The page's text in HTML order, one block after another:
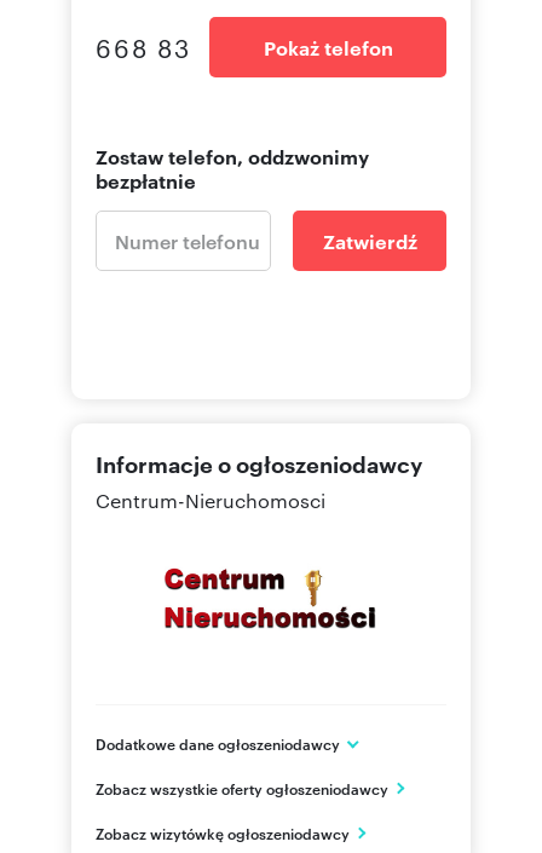
668 83 Pokaż telefon
Zostaw telefon, oddzwonimy
bezpłatnie
Zatwierdź
Informacje o ogłoszeniodawcy
Centrum-Nieruchomosci
Dodatkowe dane ogłoszeniodawcy
Zduńska Wola
PL
Zobacz wszystkie oferty ogłoszeniodawcy
Zobacz wizytówkę ogłoszeniodawcy